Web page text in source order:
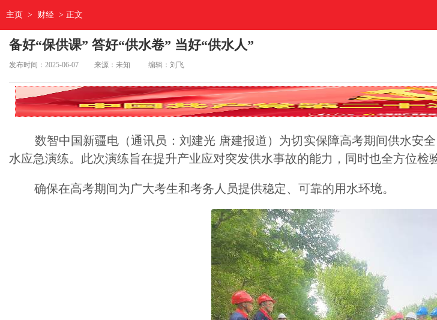
主页 > 财经 > 正文
备好“保供课” 答好“供水卷” 当好“供水人”
发布时间：2025-06-07 来源：未知 编辑：刘飞
数智中国新疆电（通讯员：刘建光 唐建报道）为切实保障高考期间供水安
水应急演练。此次演练旨在提升产业应对突发供水事故的能力，同时也全方位检
确保在高考期间为广大考生和考务人员提供稳定、可靠的用水环境。